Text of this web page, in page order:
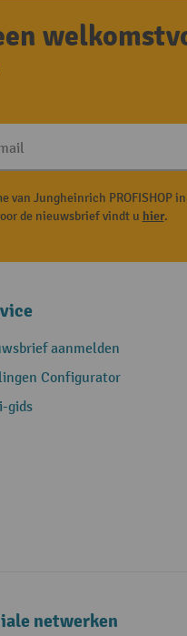
Jungheinrich PROFISHOP
de nieuwsbrief vindt u hier.
aanmelden
Configurator
gids
netwerken